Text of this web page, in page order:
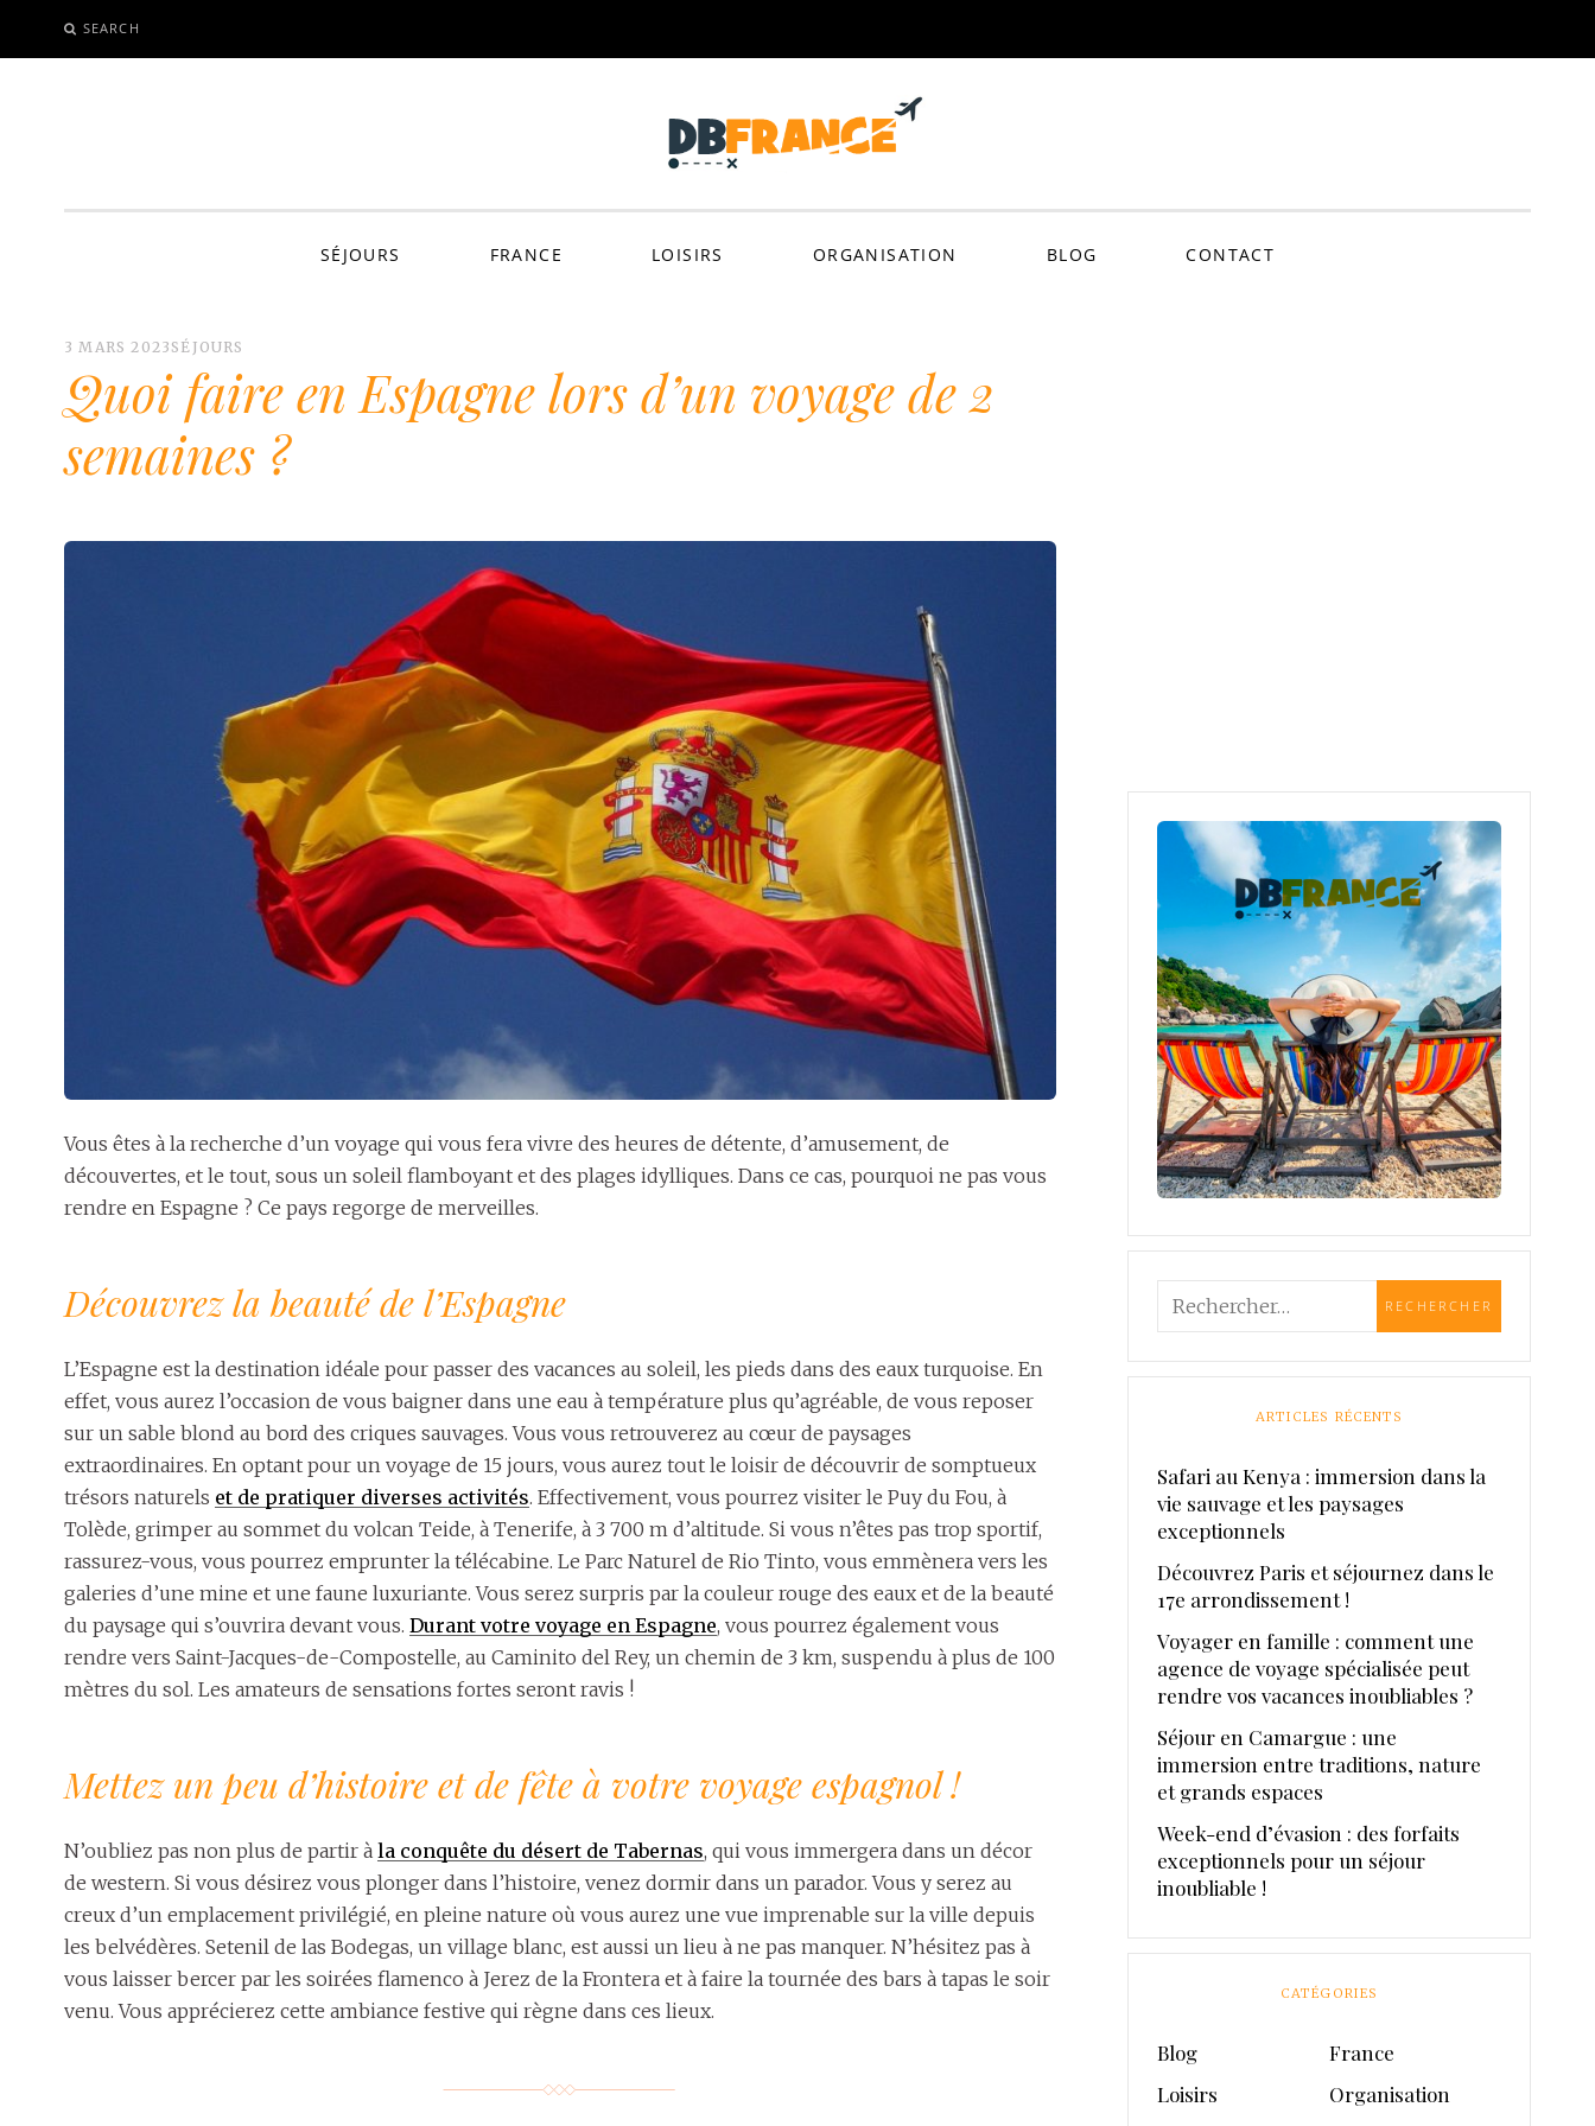
AU
SEARCH
dbfrance.fr
SÉJOURS FRANCE LOISIRS ORGANISATION BLOG CONTACT
3 MARS 2023 SÉJOURS
Quoi faire en Espagne lors d’un voyage de 2
semaines ?
Vous êtes à la recherche d’un voyage qui vous fera vivre des heures de détente, d’amusement, de
découvertes, et le tout, sous un soleil flamboyant et des plages idylliques. Dans ce cas, pourquoi ne pas vous
rendre en Espagne ? Ce pays regorge de merveilles.
Découvrez la beauté de l’Espagne
L’Espagne est la destination idéale pour passer des vacances au soleil, les pieds dans des eaux turquoise. En
effet, vous aurez l’occasion de vous baigner dans une eau à température plus qu’agréable, de vous reposer
sur un sable blond au bord des criques sauvages. Vous vous retrouverez au cœur de paysages
extraordinaires. En optant pour un voyage de 15 jours, vous aurez tout le loisir de découvrir de somptueux
trésors naturels et de pratiquer diverses activités. Effectivement, vous pourrez visiter le Puy du Fou, à
Tolède, grimper au sommet du volcan Teide, à Tenerife, à 3 700 m d’altitude. Si vous n’êtes pas trop sportif,
rassurez-vous, vous pourrez emprunter la télécabine. Le Parc Naturel de Rio Tinto, vous emmènera vers les
galeries d’une mine et une faune luxuriante. Vous serez surpris par la couleur rouge des eaux et de la beauté
du paysage qui s’ouvrira devant vous. Durant votre voyage en Espagne, vous pourrez également vous
rendre vers Saint-Jacques-de-Compostelle, au Caminito del Rey, un chemin de 3 km, suspendu à plus de 100
mètres du sol. Les amateurs de sensations fortes seront ravis !
Mettez un peu d’histoire et de fête à votre voyage espagnol !
N’oubliez pas non plus de partir à la conquête du désert de Tabernas, qui vous immergera dans un décor
de western. Si vous désirez vous plonger dans l’histoire, venez dormir dans un parador. Vous y serez au
creux d’un emplacement privilégié, en pleine nature où vous aurez une vue imprenable sur la ville depuis
les belvédères. Setenil de las Bodegas, un village blanc, est aussi un lieu à ne pas manquer. N’hésitez pas à
vous laisser bercer par les soirées flamenco à Jerez de la Frontera et à faire la tournée des bars à tapas le soir
venu. Vous apprécierez cette ambiance festive qui règne dans ces lieux.
ARTICLES RÉCENTS
Safari au Kenya : immersion dans la
vie sauvage et les paysages
exceptionnels
Découvrez Paris et séjournez dans le
17e arrondissement !
Voyager en famille : comment une
agence de voyage spécialisée peut
rendre vos vacances inoubliables ?
Séjour en Camargue : une
immersion entre traditions, nature
et grands espaces
Week-end d’évasion : des forfaits
exceptionnels pour un séjour
inoubliable !
CATÉGORIES
Blog
France
Loisirs
Organisation